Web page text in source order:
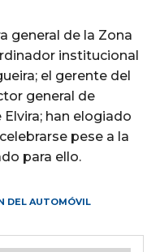
general de la Zona
institucional
el gerente del
general de
han elogiado
pese a la
para ello.
DEL AUTOMÓVIL